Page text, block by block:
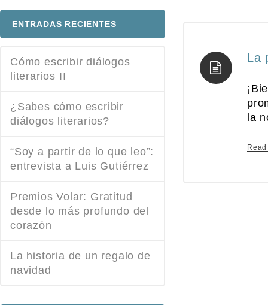
La
la
ENTRADAS RECIENTES
Cómo escribir diálogos
literarios II
¿Sabes cómo escribir
diálogos literarios?
“Soy a partir de lo que leo”:
entrevista a Luis Gutiérrez
Premios Volar: Gratitud
desde lo más profundo del
corazón
La historia de un regalo de
navidad